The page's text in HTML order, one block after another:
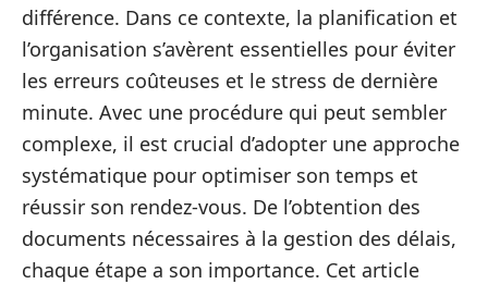
différence. Dans ce contexte, la planification et
l’organisation s’avèrent essentielles pour éviter
les erreurs coûteuses et le stress de dernière
minute. Avec une procédure qui peut sembler
complexe, il est crucial d’adopter une approche
systématique pour optimiser son temps et
réussir son rendez-vous. De l’obtention des
documents nécessaires à la gestion des délais,
chaque étape a son importance. Cet article